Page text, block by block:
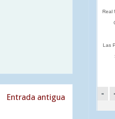
Entrada antigua